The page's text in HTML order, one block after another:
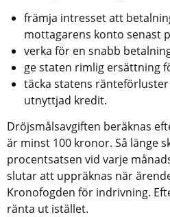
främja intresset att
mottagarens konto
verka för en snabb
ge staten rimlig ersättning
täcka statens
utnyttjad kredit.
Dröjsmålsavgiften beräknas
är minst 100 kronor. Så länge
procentsatsen vid varje
slutar att uppräknas när
Kronofogden för indrivning.
ränta ut istället.